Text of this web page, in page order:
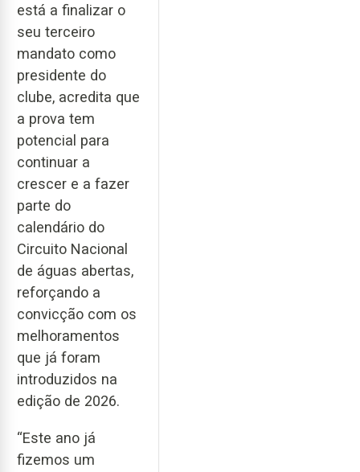
está a finalizar o
seu terceiro
mandato como
presidente do
clube, acredita que
a prova tem
potencial para
continuar a
crescer e a fazer
parte do
calendário do
Circuito Nacional
de águas abertas,
reforçando a
convicção com os
melhoramentos
que já foram
introduzidos na
edição de 2026.
“Este ano já
fizemos um